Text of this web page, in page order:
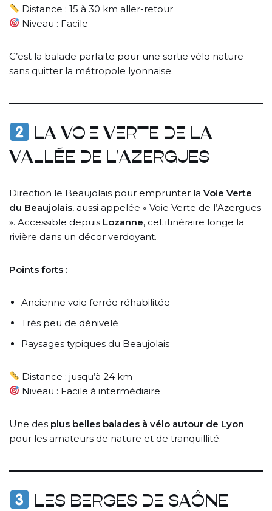
Distance : 15 à 30 km aller-retour
Niveau : Facile
C’est la balade parfaite pour une sortie vélo nature
sans quitter la métropole lyonnaise.
LA VOIE VERTE DE LA
VALLÉE DE L’AZERGUES
Direction le Beaujolais pour emprunter la Voie Verte
du Beaujolais, aussi appelée « Voie Verte de l’Azergues
». Accessible depuis Lozanne, cet itinéraire longe la
rivière dans un décor verdoyant.
Points forts :
Ancienne voie ferrée réhabilitée
Très peu de dénivelé
Paysages typiques du Beaujolais
Distance : jusqu’à 24 km
Niveau : Facile à intermédiaire
Une des plus belles balades à vélo autour de Lyon
pour les amateurs de nature et de tranquillité.
LES BERGES DE SAÔNE